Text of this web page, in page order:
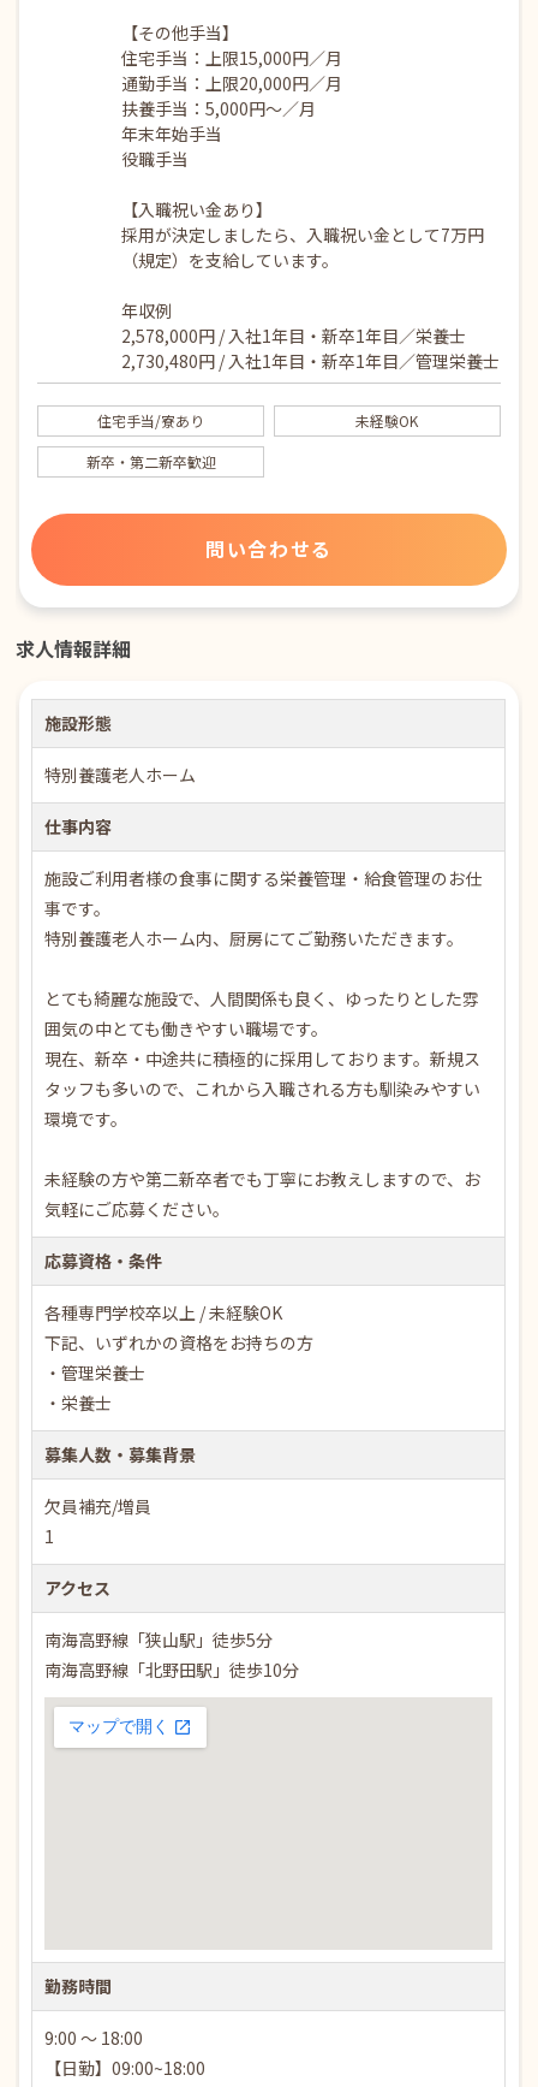
【その他手当】
住宅手当：上限15,000円／月
通勤手当：上限20,000円／月
扶養手当：5,000円～／月
年末年始手当
役職手当
【入職祝い金あり】
採用が決定しましたら、入職祝い金として7万円
（規定）を支給しています。
年収例
2,578,000円 / 入社1年目・新卒1年目／栄養士
2,730,480円 / 入社1年目・新卒1年目／管理栄養士
住宅手当/寮あり
未経験OK
新卒・第二新卒歓迎
問い合わせる
求人情報詳細
施設形態
特別養護老人ホーム
仕事内容
施設ご利用者様の食事に関する栄養管理・給食管理のお仕
事です。
特別養護老人ホーム内、厨房にてご勤務いただきます。
とても綺麗な施設で、人間関係も良く、ゆったりとした雰
囲気の中とても働きやすい職場です。
現在、新卒・中途共に積極的に採用しております。新規ス
タッフも多いので、これから入職される方も馴染みやすい
環境です。
未経験の方や第二新卒者でも丁寧にお教えしますので、お
気軽にご応募ください。
応募資格・条件
各種専門学校卒以上 / 未経験OK
下記、いずれかの資格をお持ちの方
・管理栄養士
・栄養士
募集人数・募集背景
欠員補充/増員
1
アクセス
南海高野線「狭山駅」徒歩5分
南海高野線「北野田駅」徒歩10分
勤務時間
9:00 ～ 18:00
【日勤】09:00~18:00